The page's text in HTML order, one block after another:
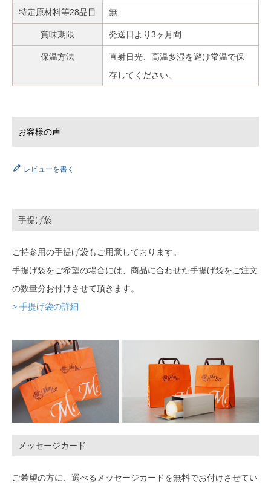
特定原材料等28品目 無
賞味期限 発送日より3ヶ月間
保温方法
直射日光、高温多湿を避け常温で保
存してください。
レビューを書く
手提げ袋
ご持参用の手提げ袋もご用意しております。
手提げ袋をご希望の場合には、商品に合わせた手提げ袋をご注文
の数量分お付けさせて頂きます。
> 手提げ袋の詳細
メッセージカード
ご希望の方に、選べるメッセージカードを無料でお付けさせてい